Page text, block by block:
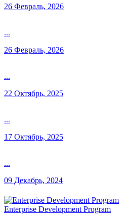
26 Февраль, 2026
...
26 Февраль, 2026
...
22 Октябрь, 2025
...
17 Октябрь, 2025
...
09 Декабрь, 2024
Enterprise Development Program